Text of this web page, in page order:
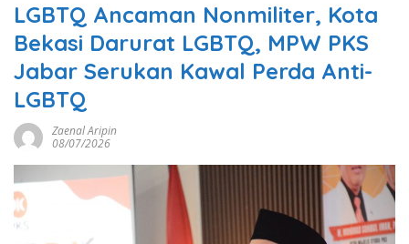
LGBTQ Ancaman Nonmiliter, Kota
Bekasi Darurat LGBTQ, MPW PKS
Jabar Serukan Kawal Perda Anti-
LGBTQ
Zaenal Aripin
08/07/2026